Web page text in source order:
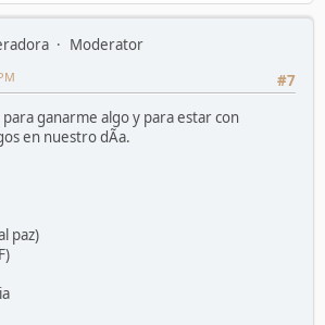
Moderator
#7
ganarme algo y para estar con
en nuestro dÃ­a.
paz)